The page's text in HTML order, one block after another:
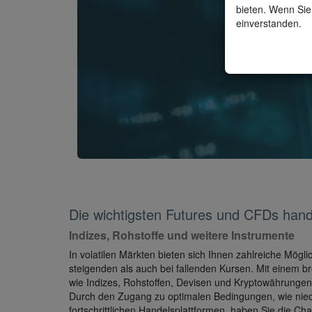
Die wichtigsten Futures und CFDs
Indizes, Rohstoffe und weitere Instrumente
In volatilen Märkten bieten sich Ihnen zahlreiche
steigenden als auch bei fallenden Kursen. Mit einem
wie Indizes, Rohstoffen, Devisen und
Durch den Zugang zu optimalen Bedingungen, wie
bieten. Wenn
einverstanden.